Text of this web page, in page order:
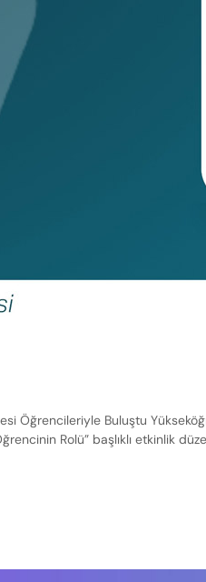
Öğrencileriyle Buluştu
Rolü” başlıklı etkinlik